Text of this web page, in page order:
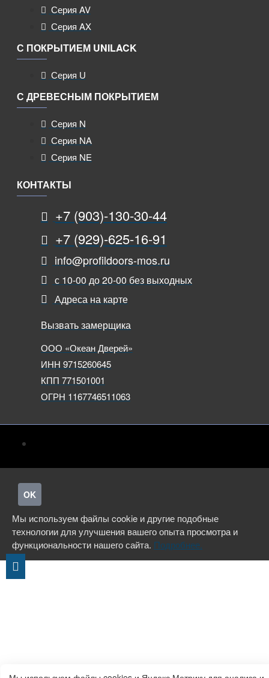
Серия AV
Серия AX
С ПОКРЫТИЕМ UNILACK
Серия U
С ДРЕВЕСНЫМ ПОКРЫТИЕМ
Серия N
Серия NA
Серия NE
КОНТАКТЫ
+7 (903)-130-30-44
+7 (929)-625-16-91
info@profildoors-mos.ru
с 10-00 до 20-00 без выходных
Адреса на карте
Вызвать замерщика
ООО «Океан Дверей»
ИНН 9715260645
КПП 771501001
ОГРН 1167746511063
OK
Мы используем файлы cookie и другие подобные
технологии для улучшения вашего опыта просмотра и
функциональности нашего сайта. Подробнее.